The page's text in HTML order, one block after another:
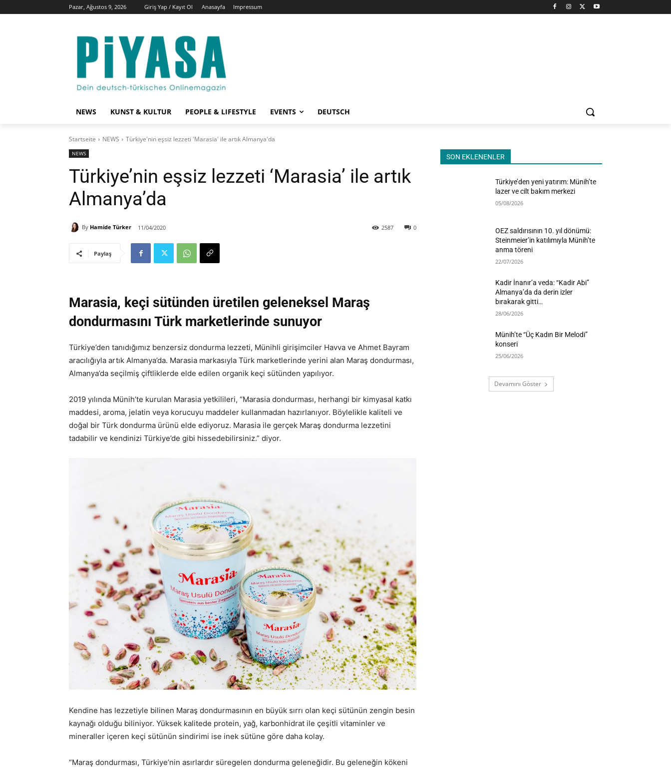
Pazar, Ağustos 9, 2026 Giriş Yap / Kayıt Ol Anasayfa Impressum
NEWS KUNST & KULTUR PEOPLE & LIFESTYLE EVENTS DEUTSCH
Startseite NEWS Türkiye'nin eşsiz lezzeti 'Marasia' ile artık Almanya'da
NEWS
Türkiye’nin eşsiz lezzeti ‘Marasia’ ile artık
Almanya’da
By Hamide Türker 11/04/2020 0
2587
Paylaş
Marasia, keçi sütünden üretilen geleneksel Maraş
dondurmasını Türk marketlerinde sunuyor
Türkiye’den tanıdığımız benzersiz dondurma lezzeti, Münihli girişimciler Havva ve Ahmet Bayram
aracılığıyla artık Almanya’da. Marasia markasıyla Türk marketlerinde yerini alan Maraş dondurması,
Almanya’da seçilmiş çiftliklerde elde edilen organik keçi sütünden yapılıyor.
2019 yılında Münih’te kurulan Marasia yetkilileri, “Marasia dondurması, herhangi bir kimyasal katkı
maddesi, aroma, jelatin veya korucuyu maddeler kullanmadan hazırlanıyor. Böylelikle kaliteli ve
doğal bir Türk dondurma ürünü elde ediyoruz. Marasia ile gerçek Maraş dondurma lezzetini
tadabilir ve kendinizi Türkiye’de gibi hissedebilirsiniz.” diyor.
Kendine has lezzetiyle bilinen Maraş dondurmasının en büyük sırrı olan keçi sütünün zengin besin
kaynağı olduğu biliniyor. Yüksek kalitede protein, yağ, karbonhidrat ile çeşitli vitaminler ve
mineraller içeren keçi sütünün sindirimi ise inek sütüne göre daha kolay.
“Maraş dondurması, Türkiye’nin asırlardır süregelen dondurma geleneğidir. Bu geleneğin kökeni
SON EKLENENLER
Türkiye’den yeni yatırım: Münih’te
lazer ve cilt bakım merkezi
05/08/2026
OEZ saldırısının 10. yıl dönümü:
Steinmeier’in katılımıyla Münih’te
anma töreni
22/07/2026
Kadir İnanır’a veda: “Kadir Abi”
Almanya’da da derin izler
bırakarak gitti…
28/06/2026
Münih’te “Üç Kadın Bir Melodi”
konseri
25/06/2026
Devamını Göster